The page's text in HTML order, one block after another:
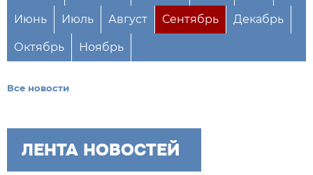
Июнь Июль Август Сентябрь Декабрь
Октябрь Ноябрь
Все новости
ЛЕНТА НОВОСТЕЙ